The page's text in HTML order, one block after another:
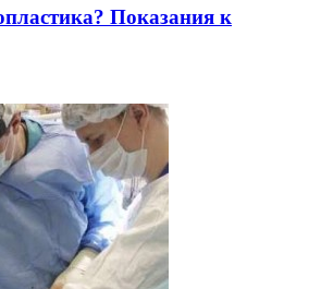
Показания к